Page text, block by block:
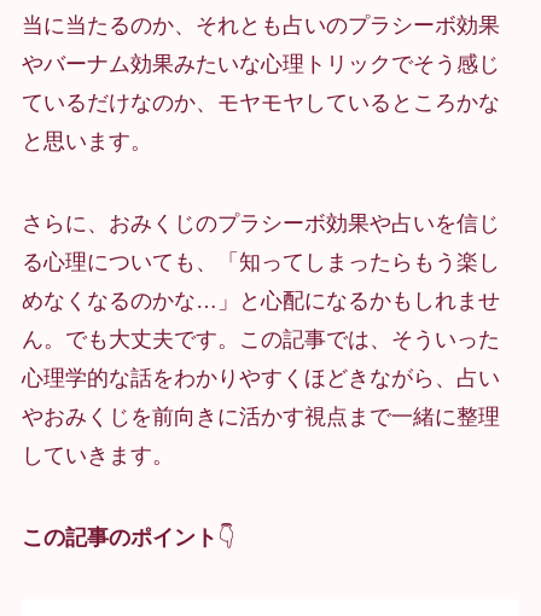
当に当たるのか、それとも占いのプラシーボ効果
やバーナム効果みたいな心理トリックでそう感じ
ているだけなのか、モヤモヤしているところかな
と思います。
さらに、おみくじのプラシーボ効果や占いを信じ
る心理についても、「知ってしまったらもう楽し
めなくなるのかな…」と心配になるかもしれませ
ん。でも大丈夫です。この記事では、そういった
心理学的な話をわかりやすくほどきながら、占い
やおみくじを前向きに活かす視点まで一緒に整理
していきます。
この記事のポイント 👇